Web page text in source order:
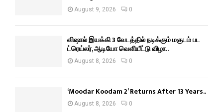
August 9, 2026 0
விஷால் இயக்கி 3 வேடத்தில் நடிக்கும் மகுடம் பட
ட்ரெய்லர், ஆடியோ வெளியீட்டு விழா..
August 8, 2026 0
‘Moodar Koodam 2’ Returns After 13 Years..
August 8, 2026 0